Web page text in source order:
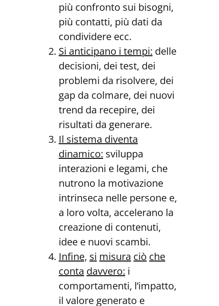
più confronto sui bisogni,
più contatti, più dati da
condividere ecc.
Si anticipano i tempi: delle
decisioni, dei test, dei
problemi da risolvere, dei
gap da colmare, dei nuovi
trend da recepire, dei
risultati da generare.
Il sistema diventa
dinamico: sviluppa
interazioni e legami, che
nutrono la motivazione
intrinseca nelle persone e,
a loro volta, accelerano la
creazione di contenuti,
idee e nuovi scambi.
Infine, si misura ciò che
conta davvero: i
comportamenti, l’impatto,
il valore generato e